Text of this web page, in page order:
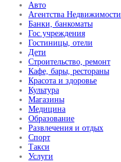
Авто
Агентства Недвижимости
Банки, банкоматы
Гос.учреждения
Гостиницы, отели
Дети
Строительство, ремонт
Кафе, бары, рестораны
Красота и здоровье
Культура
Магазины
Медицина
Образование
Развлечения и отдых
Спорт
Такси
Услуги